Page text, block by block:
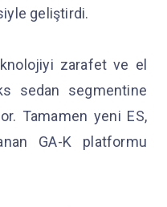
geliştirdi.
zarafet ve el
sedan segmentine
Tamamen yeni ES,
GA-K platformu